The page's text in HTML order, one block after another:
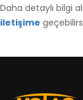
Daha detaylı bilgi
iletişime